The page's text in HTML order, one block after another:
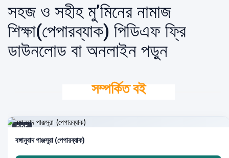
সহজ ও সহীহ মু’মিনের নামাজ
শিক্ষা(পেপারব্যাক) পিডিএফ ফ্রি
ডাউনলোড বা অনলাইন পড়ুন
সম্পর্কিত বই
PDF
বঙ্গানুবাদ পাঞ্জসূরা (পেপারব্যাক)